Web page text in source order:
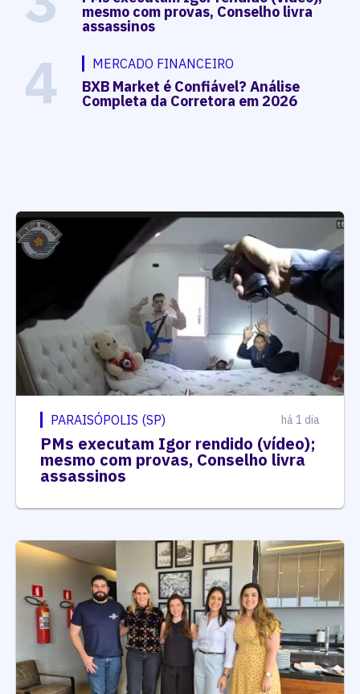
mesmo com provas, Conselho livra
assassinos
4 MERCADO FINANCEIRO
BXB Market é Confiável? Análise
Completa da Corretora em 2026
PARAISÓPOLIS (SP) há 1 dia
PMs executam Igor rendido (vídeo);
mesmo com provas, Conselho livra
assassinos